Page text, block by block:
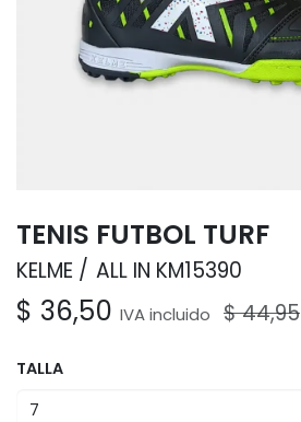
TENIS FUTBOL TURF
KELME ALL IN KM15390
$ 36,50 IVA incluido $44,95
TALLA